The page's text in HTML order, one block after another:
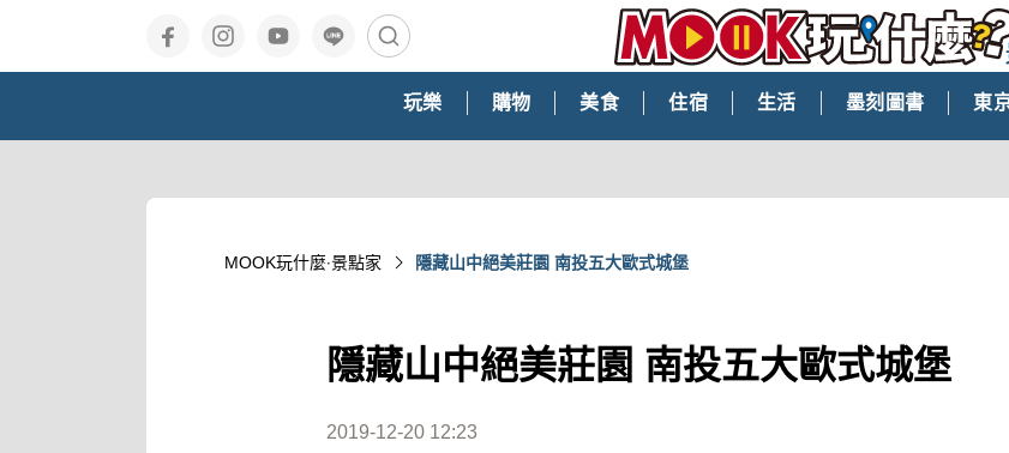
玩樂 購物 美食 住宿 生活 墨刻圖書 東
MOOK玩什麼‧景點家 隱藏山中絕美莊園 南投五大歐式城堡
隱藏山中絕美莊園 南投五大歐式城堡
2019-12-20 12:23